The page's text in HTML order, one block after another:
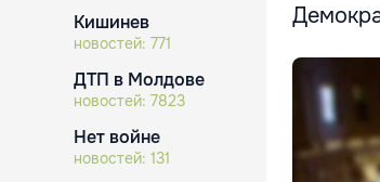
Кишинев
новостей: 771
ДТП в Молдове
новостей: 7823
Нет войне
новостей: 131